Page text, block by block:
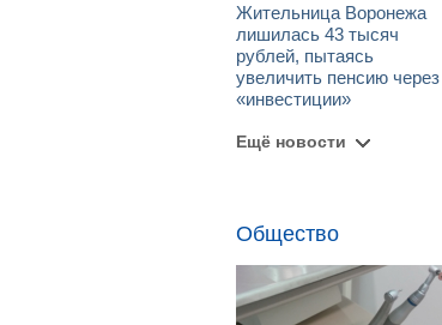
Жительница Воронежа
лишилась 43 тысяч
рублей, пытаясь
увеличить пенсию через
«инвестиции»
Ещё новости
Общество